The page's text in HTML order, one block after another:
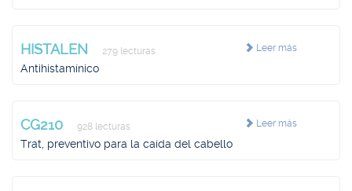
Leer más
HISTALEN 279 lecturas
Antihistamínico
Leer más
CG210 928 lecturas
Trat, preventivo para la caída del cabello